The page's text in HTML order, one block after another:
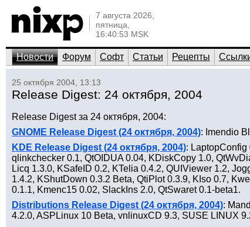
7 августа 2026,
пятница,
16:40:53 MSK
Новости Форум Софт Статьи Рецепты
25 октября 2004, 13:13
Release Digest: 24 октября, 2004
Release Digest за 24 октября, 2004:
GNOME Release Digest (24 октября, 2004): Imendio
KDE Release Digest (24 октября, 2004): LaptopConfig
qlinkchecker 0.1, QtOIDUA 0.04, KDiskCopy 1.0,
Licq 1.3.0, KSafeID 0.2, KTelia 0.4.2, QUIViewer 1.2,
1.4.2, KShutDown 0.3.2 Beta, QtiPlot 0.3.9, KIso 0.7,
0.1.1, Kmenc15 0.02, SlackIns 2.0, QtSwaret 0.1-beta1.
Distributions Release Digest (24 октября, 2004):
4.2.0, ASPLinux 10 Beta, vnlinuxCD 9.3, SUSE LINUX